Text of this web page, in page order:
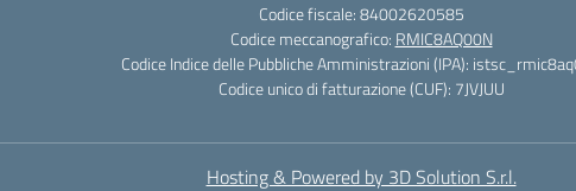
Codice fiscale: 84002620585
Codice meccanografico: RMIC8AQ00N
Codice Indice delle Pubbliche Amministrazioni (IPA):
Codice unico di fatturazione (CUF): 7JVJUU
Hosting & Powered by 3D Solution S.r.l.